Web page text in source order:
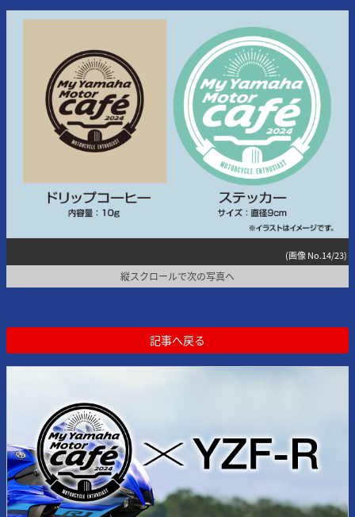
(画像 No.14/23)
縦スクロールで次の写真へ
記事へ戻る